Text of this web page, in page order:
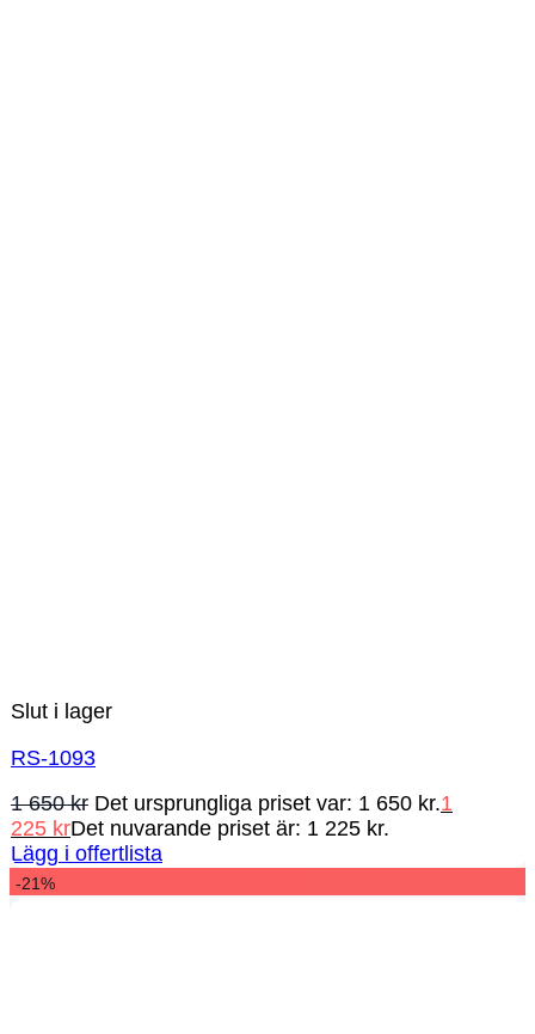
Slut i lager
RS-1093
1 650kr Det ursprungliga priset var: 1 650 kr.1
225 krDet nuvarande priset är: 1 225 kr.
Lägg i offertlista
-21%